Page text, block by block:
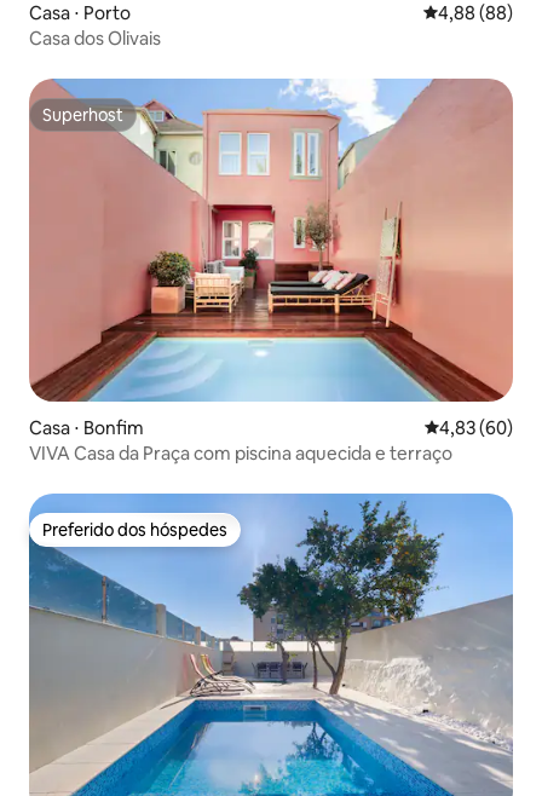
Casa ⋅ Porto 4,88 de uma
4,88 (88)
Casa dos Olivais
Superhost
Superhost
Casa ⋅ Bonfim 4,83 de uma
4,83 (60)
VIVA Casa da Praça com piscina aquecida e terraço
Preferido dos hóspedes
Preferido dos hóspedes